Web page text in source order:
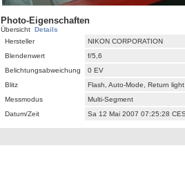
Photo-Eigenschaften
Übersicht Details
Hersteller
NIKON CORPORATION
Blendenwert
f/5,6
Belichtungsabweichung
0 EV
Blitz
Flash, Auto-Mode, Return
Messmodus
Multi-Segment
Datum/Zeit
Sa 12 Mai 2007 07:25:28